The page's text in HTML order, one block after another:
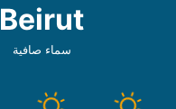
Beirut
سماء صافية